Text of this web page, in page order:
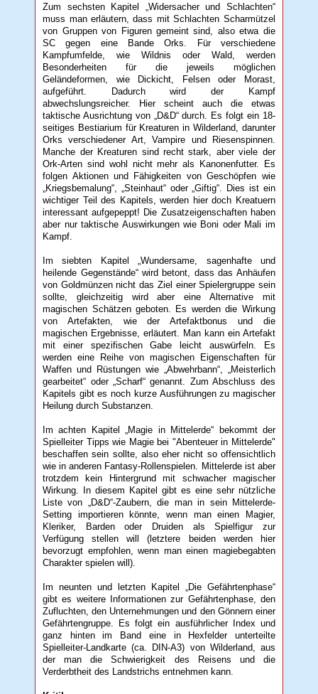
Zum sechsten Kapitel „Widersacher und Schlachten“
muss man erläutern, dass mit Schlachten Scharmützel
von Gruppen von Figuren gemeint sind, also etwa die
SC gegen eine Bande Orks. Für verschiedene
Kampfumfelde, wie Wildnis oder Wald, werden
Besonderheiten für die jeweils möglichen
Geländeformen, wie Dickicht, Felsen oder Morast,
aufgeführt. Dadurch wird der Kampf
abwechslungsreicher. Hier scheint auch die etwas
taktische Ausrichtung von „D&D“ durch. Es folgt ein 18-
seitiges Bestiarium für Kreaturen in Wilderland, darunter
Orks verschiedener Art, Vampire und Riesenspinnen.
Manche der Kreaturen sind recht stark, aber viele der
Ork-Arten sind wohl nicht mehr als Kanonenfutter. Es
folgen Aktionen und Fähigkeiten von Geschöpfen wie
„Kriegsbemalung“, „Steinhaut“ oder „Giftig“. Dies ist ein
wichtiger Teil des Kapitels, werden hier doch Kreatuern
interessant aufgepeppt! Die Zusatzeigenschaften haben
aber nur taktische Auswirkungen wie Boni oder Mali im
Kampf.
Im siebten Kapitel „Wundersame, sagenhafte und
heilende Gegenstände“ wird betont, dass das Anhäufen
von Goldmünzen nicht das Ziel einer Spielergruppe sein
sollte, gleichzeitig wird aber eine Alternative mit
magischen Schätzen geboten. Es werden die Wirkung
von Artefakten, wie der Artefaktbonus und die
magischen Ergebnisse, erläutert. Man kann ein Artefakt
mit einer spezifischen Gabe leicht auswürfeln. Es
werden eine Reihe von magischen Eigenschaften für
Waffen und Rüstungen wie „Abwehrbann“, „Meisterlich
gearbeitet“ oder „Scharf“ genannt. Zum Abschluss des
Kapitels gibt es noch kurze Ausführungen zu magischer
Heilung durch Substanzen.
Im achten Kapitel „Magie in Mittelerde“ bekommt der
Spielleiter Tipps wie Magie bei "Abenteuer in Mittelerde"
beschaffen sein sollte, also eher nicht so offensichtlich
wie in anderen Fantasy-Rollenspielen. Mittelerde ist aber
trotzdem kein Hintergrund mit schwacher magischer
Wirkung. In diesem Kapitel gibt es eine sehr nützliche
Liste von „D&D“-Zaubern, die man in sein Mittelerde-
Setting importieren könnte, wenn man einen Magier,
Kleriker, Barden oder Druiden als Spielfigur zur
Verfügung stellen will (letztere beiden werden hier
bevorzugt empfohlen, wenn man einen magiebegabten
Charakter spielen will).
Im neunten und letzten Kapitel „Die Gefährtenphase“
gibt es weitere Informationen zur Gefährtenphase, den
Zufluchten, den Unternehmungen und den Gönnern einer
Gefährtengruppe. Es folgt ein ausführlicher Index und
ganz hinten im Band eine in Hexfelder unterteilte
Spielleiter-Landkarte (ca. DIN-A3) von Wilderland, aus
der man die Schwierigkeit des Reisens und die
Verderbtheit des Landstrichs entnehmen kann.